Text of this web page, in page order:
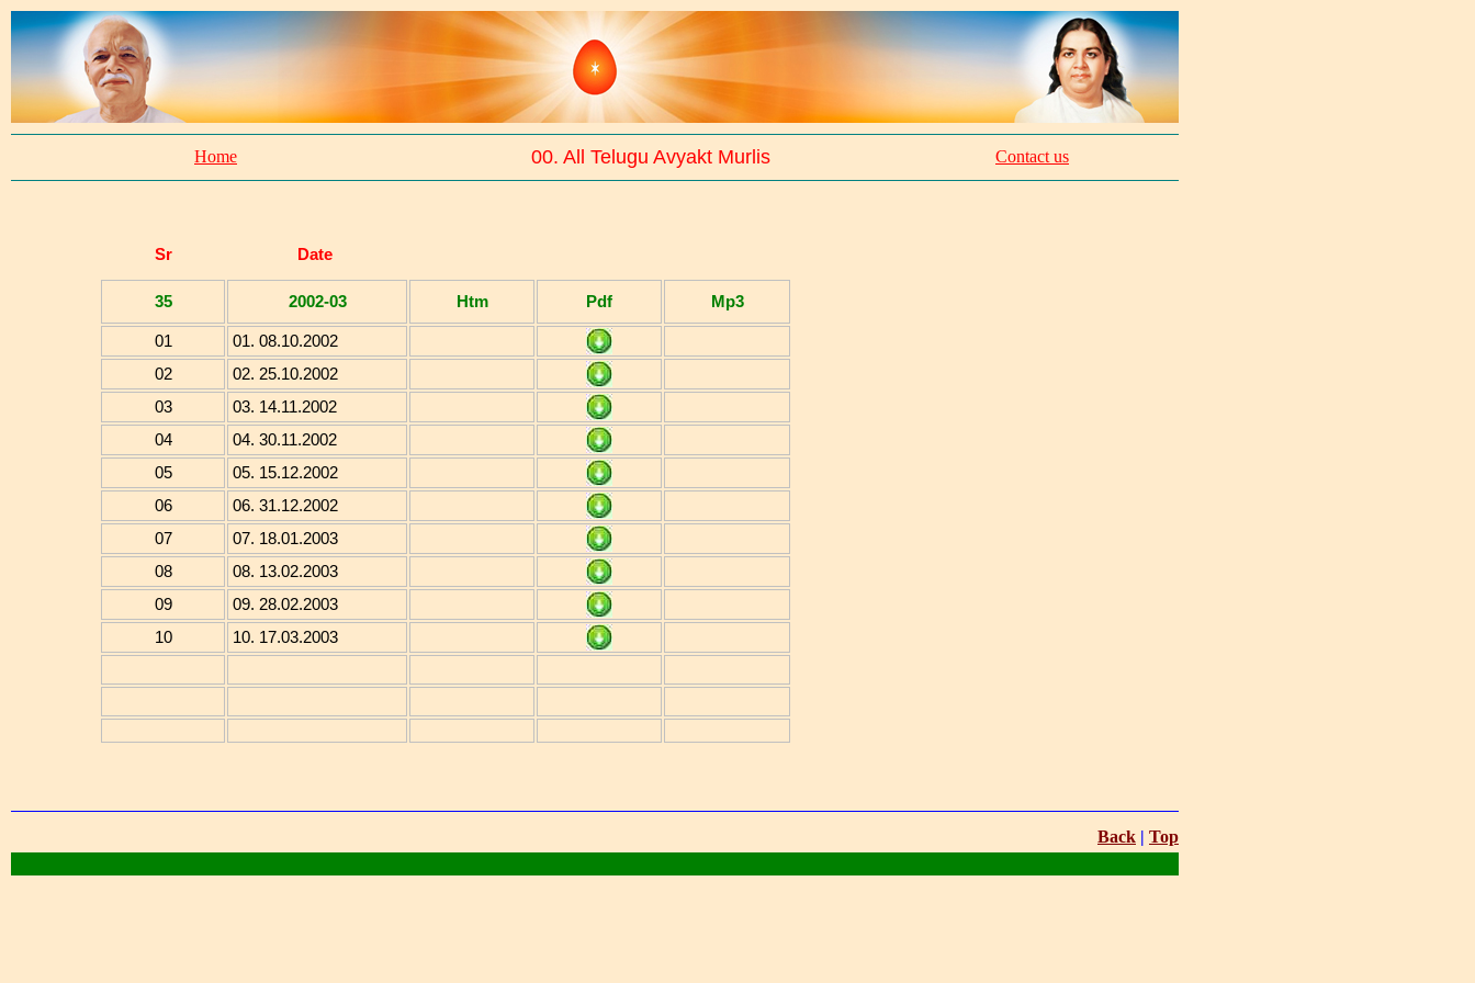
Home 00. All Telugu Avyakt Murlis Contact us
Sr Date
35 2002-03 Htm Pdf Mp3
01
01. 08.10.2002
02
02. 25.10.2002
03
03. 14.11.2002
04
04. 30.11.2002
05
05. 15.12.2002
06
06. 31.12.2002
07
07. 18.01.2003
08
08. 13.02.2003
09
09. 28.02.2003
10
10. 17.03.2003
Back | Top